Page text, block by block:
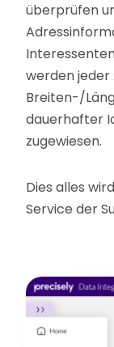
überprüfen
werden jeder
Breiten-/
dauerhafter
zugewiesen.
Dies alles
Service der